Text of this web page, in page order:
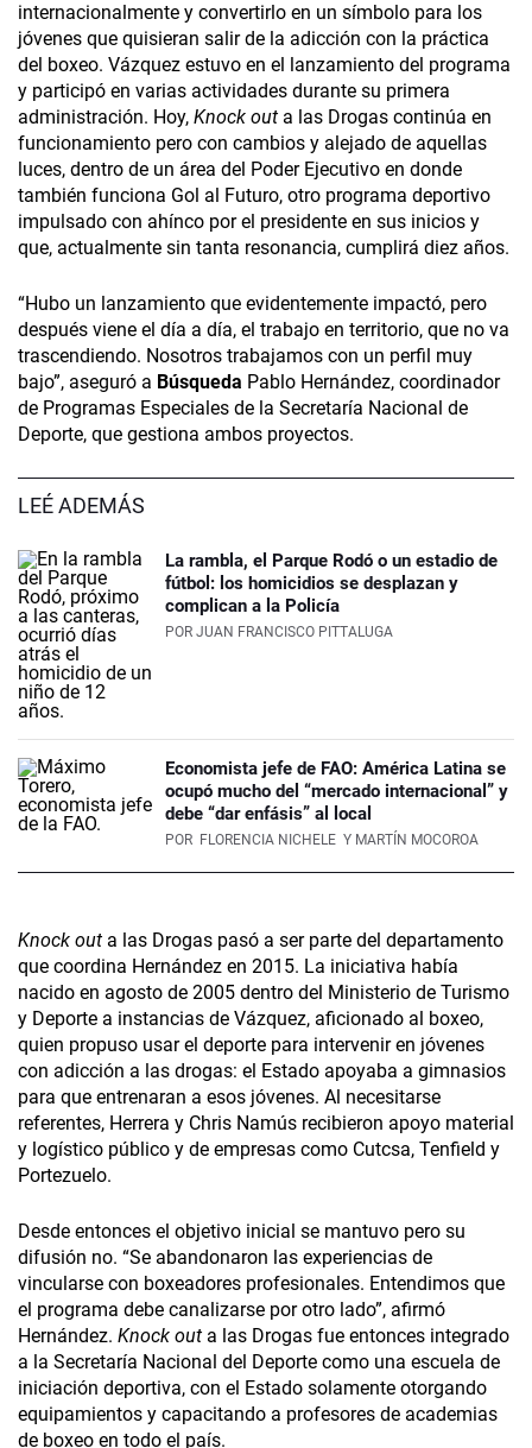
internacionalmente y convertirlo en un símbolo para los
jóvenes que quisieran salir de la adicción con la práctica
del boxeo. Vázquez estuvo en el lanzamiento del programa
y participó en varias actividades durante su primera
administración. Hoy, Knock out a las Drogas continúa en
funcionamiento pero con cambios y alejado de aquellas
luces, dentro de un área del Poder Ejecutivo en donde
también funciona Gol al Futuro, otro programa deportivo
impulsado con ahínco por el presidente en sus inicios y
que, actualmente sin tanta resonancia, cumplirá diez años.
“Hubo un lanzamiento que evidentemente impactó, pero
después viene el día a día, el trabajo en territorio, que no va
trascendiendo. Nosotros trabajamos con un perfil muy
bajo”, aseguró a Búsqueda Pablo Hernández, coordinador
de Programas Especiales de la Secretaría Nacional de
Deporte, que gestiona ambos proyectos.
LEÉ ADEMÁS
La rambla, el Parque Rodó o un estadio de
fútbol: los homicidios se desplazan y
complican a la Policía
POR JUAN FRANCISCO PITTALUGA
Economista jefe de FAO: América Latina se
ocupó mucho del “mercado internacional” y
debe “dar enfásis” al local
POR FLORENCIA NICHELE Y MARTÍN MOCOROA
Knock out a las Drogas pasó a ser parte del departamento
que coordina Hernández en 2015. La iniciativa había
nacido en agosto de 2005 dentro del Ministerio de Turismo
y Deporte a instancias de Vázquez, aficionado al boxeo,
quien propuso usar el deporte para intervenir en jóvenes
con adicción a las drogas: el Estado apoyaba a gimnasios
para que entrenaran a esos jóvenes. Al necesitarse
referentes, Herrera y Chris Namús recibieron apoyo material
y logístico público y de empresas como Cutcsa, Tenfield y
Portezuelo.
Desde entonces el objetivo inicial se mantuvo pero su
difusión no. “Se abandonaron las experiencias de
vincularse con boxeadores profesionales. Entendimos que
el programa debe canalizarse por otro lado”, afirmó
Hernández. Knock out a las Drogas fue entonces integrado
a la Secretaría Nacional del Deporte como una escuela de
iniciación deportiva, con el Estado solamente otorgando
equipamientos y capacitando a profesores de academias
de boxeo en todo el país.